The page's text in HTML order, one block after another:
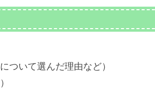
ついて選んだ理由など）